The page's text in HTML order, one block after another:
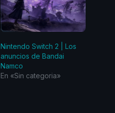
Nintendo Switch 2 | Los
anuncios de Bandai
Namco
En «Sin categoria»